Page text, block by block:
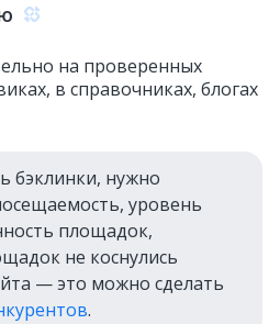
на проверенных
в справочниках, блогах
бэклинки, нужно
уровень
площадок,
не коснулись
— это можно сделать
.